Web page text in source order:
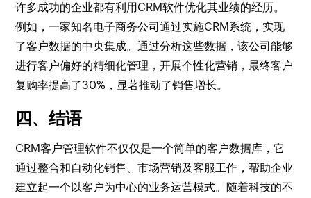
许多成功的企业都有利用CRM软件优化其业绩的经历。
例如，一家知名电子商务公司通过实施CRM系统，实现
了客户数据的中央集成。通过分析这些数据，该公司能够
进行客户偏好的精细化管理，开展个性化营销，最终客户
复购率提高了30%，显著推动了销售增长。
四、结语
CRM客户管理软件不仅仅是一个简单的客户数据库，它
通过整合和自动化销售、市场营销及客服工作，帮助企业
建立起一个以客户为中心的业务运营模式。随着科技的不